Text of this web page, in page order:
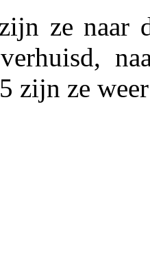
ze naar
zijn ze